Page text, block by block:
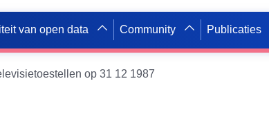
van open data Community Publicaties
op 31 12 1987